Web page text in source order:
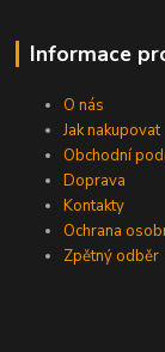
Informace
O nás
Jak nakupovat
Obchodní
Doprava
Kontakty
Ochrana
Zpětný odběr